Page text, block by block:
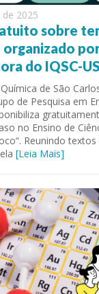
2025
sobre
organizado
do IQSC-
de São
de Pesquisa em
no Ensino de
Reunindo
[Leia Mais]